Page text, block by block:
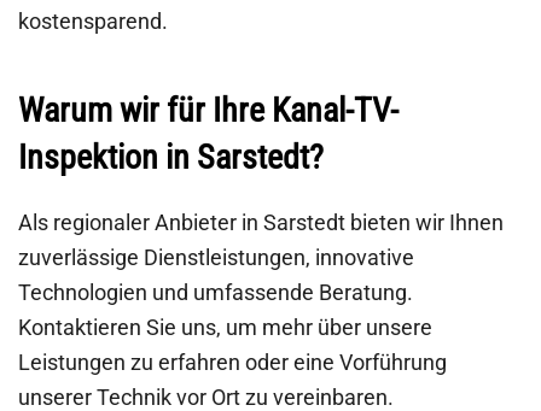
kostensparend.
Warum wir für Ihre Kanal-TV-
Inspektion in Sarstedt?
Als regionaler Anbieter in Sarstedt bieten wir Ihnen
zuverlässige Dienstleistungen, innovative
Technologien und umfassende Beratung.
Kontaktieren Sie uns, um mehr über unsere
Leistungen zu erfahren oder eine Vorführung
unserer Technik vor Ort zu vereinbaren.